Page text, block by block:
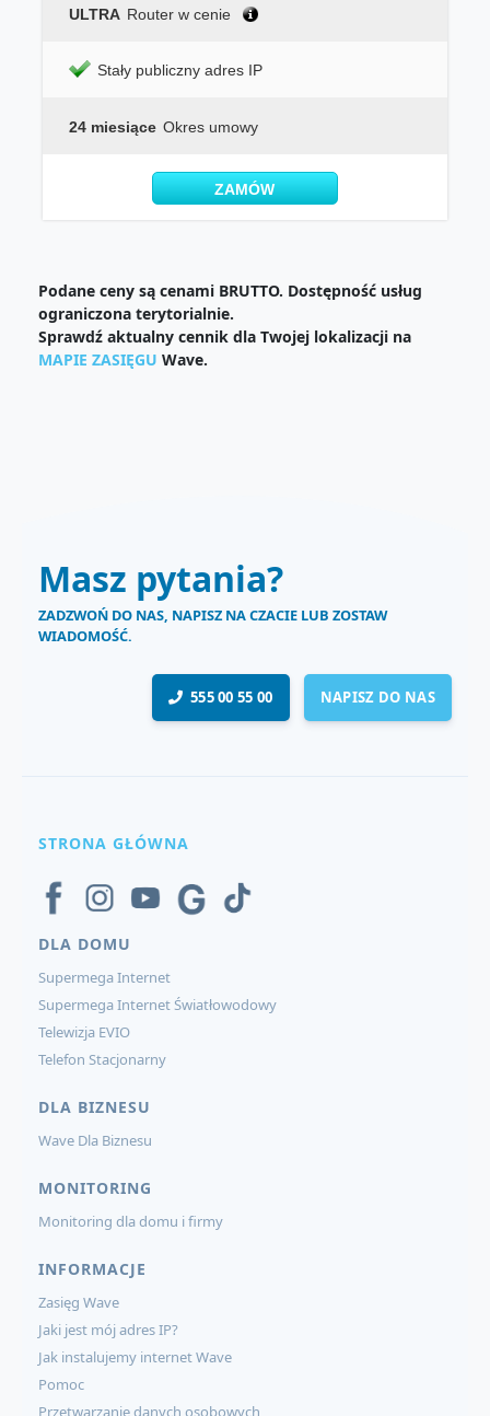
ULTRA Router w cenie
Stały publiczny adres IP
24 miesiące Okres umowy
ZAMÓW
Podane ceny są cenami BRUTTO. Dostępność usług
ograniczona terytorialnie.
Sprawdź aktualny cennik dla Twojej lokalizacji na
MAPIE ZASIĘGU Wave.
Masz pytania?
ZADZWOŃ DO NAS, NAPISZ NA CZACIE LUB ZOSTAW
WIADOMOŚĆ.
555 00 55 00 NAPISZ DO NAS
STRONA GŁÓWNA
DLA DOMU
Supermega Internet
Supermega Internet Światłowodowy
Telewizja EVIO
Telefon Stacjonarny
DLA BIZNESU
Wave Dla Biznesu
MONITORING
Monitoring dla domu i firmy
INFORMACJE
Zasięg Wave
Jaki jest mój adres IP?
Jak instalujemy internet Wave
Pomoc
Przetwarzanie danych osobowych